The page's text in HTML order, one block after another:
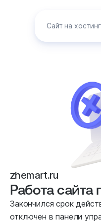
Сайт на
zhemart.ru
Работа сайта
Закончился срок
отключен в панели